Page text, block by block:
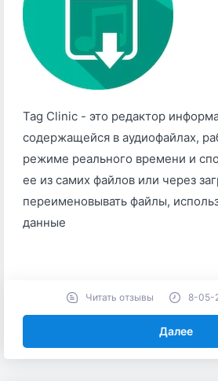
Tag Clinic - это редактор
содержащейся в аудиофайлах,
режиме реального времени и
ее из самих файлов или через
переименовывать файлы,
данные
Далее
Читать отзывы 8-05-